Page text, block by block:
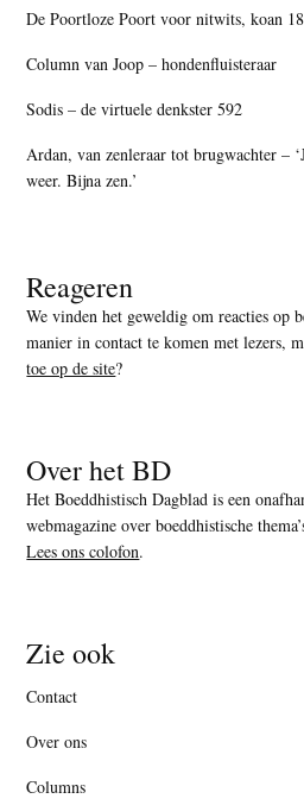
De Poortloze Poort voor nitwits, koan
Column van Joop – hondenfluisteraar
Sodis – de virtuele denkster 592
Ardan, van zenleraar tot brugwachter –
weer. Bijna zen.’
Reageren
We vinden het geweldig om reacties op
manier in contact te komen met lezers,
toe op de site?
Over het BD
Het Boeddhistisch Dagblad is een
webmagazine over boeddhistische
Lees ons colofon.
Zie ook
Contact
Over ons
Columns